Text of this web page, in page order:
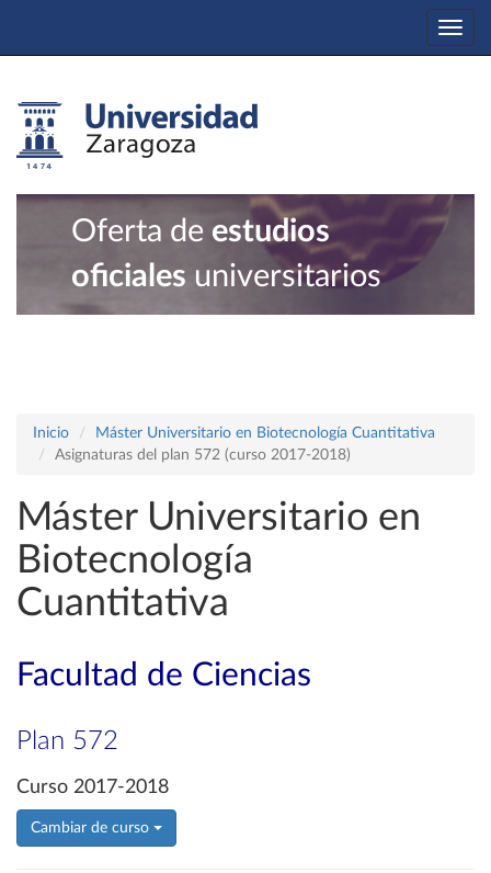
Oferta de estudios
oficiales universitarios
Inicio
Máster Universitario en Biotecnología Cuantitativa
Asignaturas del plan 572 (curso 2017-2018)
Máster Universitario en
Biotecnología
Cuantitativa
Facultad de Ciencias
Plan 572
Curso 2017-2018
Cambiar de curso